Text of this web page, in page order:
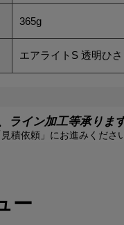
365g
エアライトS 透明ひ
ライン加工等承りま
積依頼」にお進みください
ー